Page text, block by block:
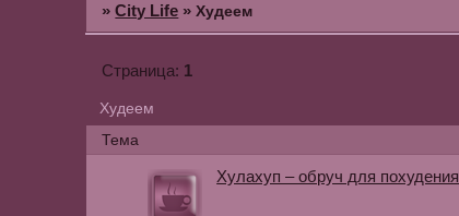
»City Life »Худеем
Худеем
Страница: 1
Тема
Хулахуп – обруч для похудения